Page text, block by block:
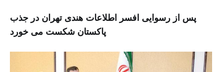
پس از رسوایی افسر اطلاعات هندی تهران در جذب
پاکستان شکست می خورد